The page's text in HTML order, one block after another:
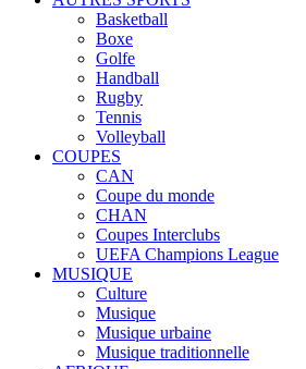
Basketball
Boxe
Golfe
Handball
Rugby
Tennis
Volleyball
COUPES
CAN
Coupe du monde
CHAN
Coupes Interclubs
UEFA Champions League
MUSIQUE
Culture
Musique
Musique urbaine
Musique traditionnelle